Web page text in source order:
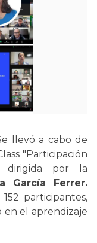
llevó a cabo de
"Participación
dirigida por la
García Ferrer.
participantes,
el aprendizaje